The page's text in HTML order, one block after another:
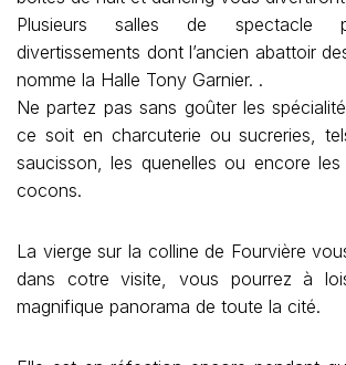
Plusieurs salles de spectacle
divertissements dont l’ancien abattoir
nomme la Halle Tony Garnier. .
Ne partez pas sans goûter les
ce soit en charcuterie ou sucreries,
saucisson, les quenelles ou encore
cocons.
La vierge sur la colline de Fourvière
dans cotre visite, vous pourrez à
magnifique panorama de toute la cité.